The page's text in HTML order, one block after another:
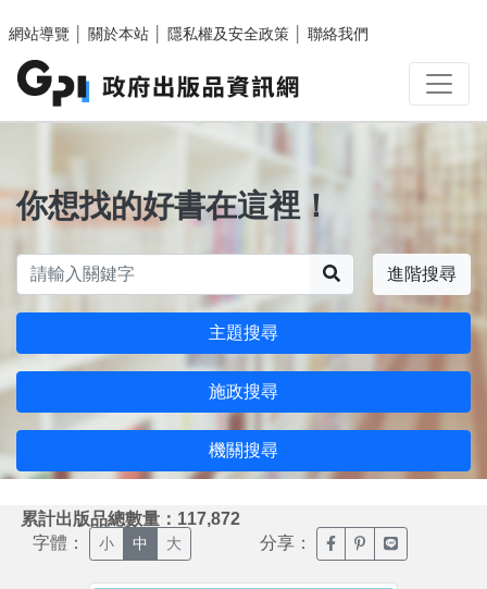
網站導覽
關於本站 隱私權及安全政策 聯絡我們
你想找的好書在這裡！
進階搜尋
主題搜尋
施政搜尋
機關搜尋
累計出版品總數量：117,872
字體： 小 中 大 分享： 臉書分享(另開新視窗)
噗浪分享(另開新
Line分享(另